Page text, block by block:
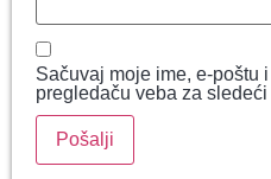
Sačuvaj moje ime, e-poštu
pregledaču veba za